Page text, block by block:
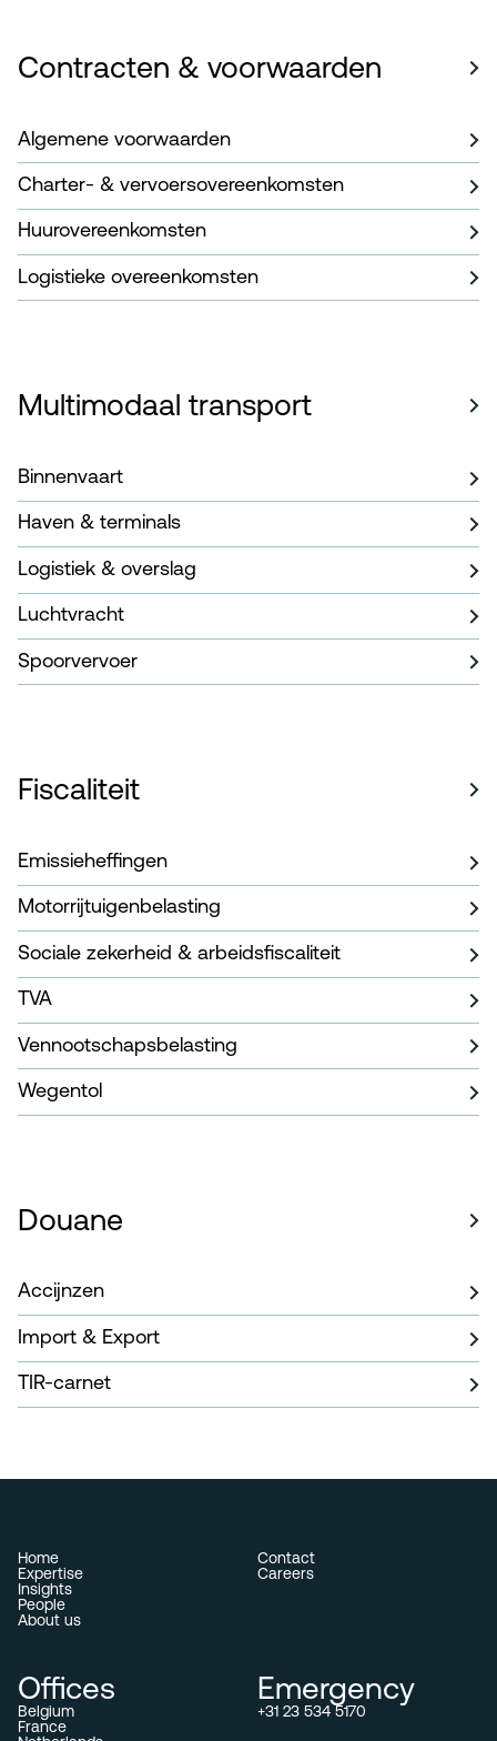
Contracten & voorwaarden
Algemene voorwaarden
Charter- & vervoersovereenkomsten
Huurovereenkomsten
Logistieke overeenkomsten
Multimodaal transport
Binnenvaart
Haven & terminals
Logistiek & overslag
Luchtvracht
Spoorvervoer
Fiscaliteit
Emissieheffingen
Motorrijtuigenbelasting
Sociale zekerheid & arbeidsfiscaliteit
TVA
Vennootschapsbelasting
Wegentol
Douane
Accijnzen
Import & Export
TIR-carnet
Home
Expertise
Insights
People
About us
Contact
Careers
Offices
Belgium
France
Emergency
+31 23 534 5170